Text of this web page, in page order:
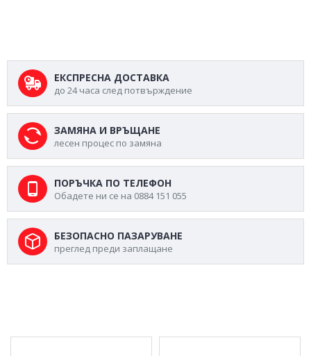
ЕКСПРЕСНА ДОСТАВКА
до 24 часа след потвърждение
ЗАМЯНА И ВРЪЩАНЕ
лесен процес по замяна
ПОРЪЧКА ПО ТЕЛЕФОН
Обадете ни се на 0884 151 055
БЕЗОПАСНО ПАЗАРУВАНЕ
преглед преди заплащане